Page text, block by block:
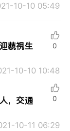
10-10 05:49
藐視生
10-10 10:48
0
，交通
10-11 06:29
0